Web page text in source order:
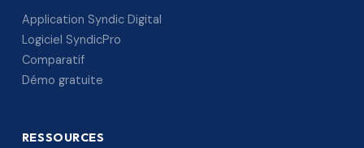
Application Syndic Digital
Logiciel SyndicPro
Comparatif
Démo gratuite
RESSOURCES